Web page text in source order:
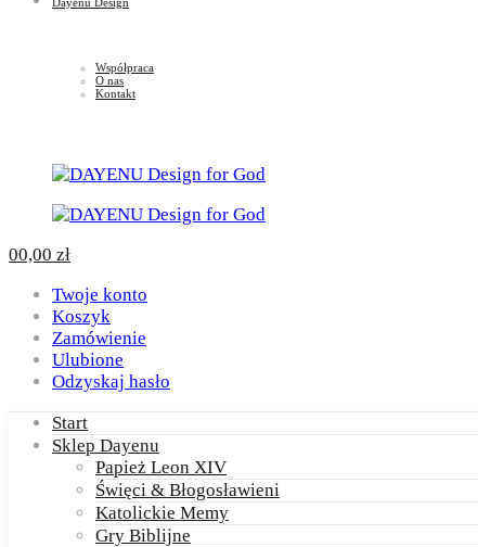
Współpraca
O nas
Kontakt
00,00 zł
Twoje konto
Koszyk
Zamówienie
Ulubione
Odzyskaj hasło
Start
Sklep Dayenu
Papież Leon XIV
Święci & Błogosławieni
Katolickie Memy
Gry Biblijne